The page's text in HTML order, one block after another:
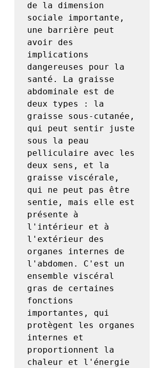
de la dimension
sociale importante,
une barrière peut
avoir des
implications
dangereuses pour la
santé. La graisse
abdominale est de
deux types : la
graisse sous-cutanée,
qui peut sentir juste
sous la peau
pelliculaire avec les
deux sens, et la
graisse viscérale,
qui ne peut pas être
sentie, mais elle est
présente à
l'intérieur et à
l'extérieur des
organes internes de
l'abdomen. C'est un
ensemble viscéral
gras de certaines
fonctions
importantes, qui
protègent les organes
internes et
proportionnent la
chaleur et l'énergie